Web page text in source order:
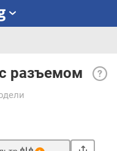
разъемом
Port